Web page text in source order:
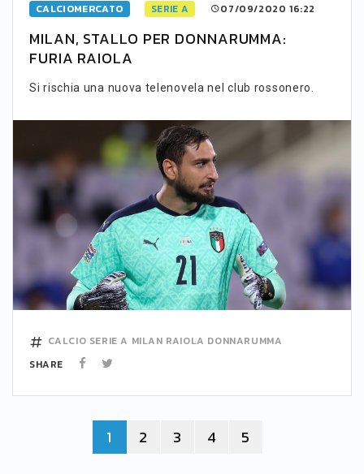
CALCIOMERCATO SERIE A 07/09/2020 16:22
MILAN, STALLO PER DONNARUMMA:
FURIA RAIOLA
Si rischia una nuova telenovela nel club rossonero.
CALCIO SERIE A MILAN RAIOLA DONNARUMMA
SHARE
1 2 3 4 5